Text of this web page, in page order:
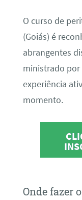
O curso de
(Goiás) é
abrangentes
ministrado
experiência
momento.
Onde fazer